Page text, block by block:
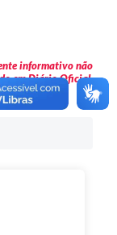
informativo não
em Diário Oficial.